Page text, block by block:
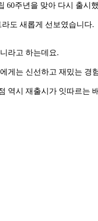
60주년을 맞아 다시 출시
도 새롭게 선보였습니다.
라고 하는데요.
게는 신선하고 재밌는 경
역시 재출시가 잇따르는